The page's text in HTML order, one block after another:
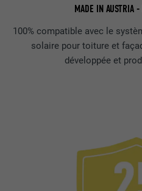
MADE IN AUSTRIA -
100% compatible avec le
solaire pour toiture et
développée et